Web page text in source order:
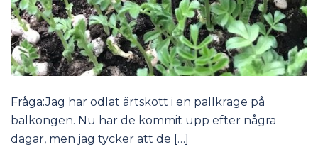
Fråga:Jag har odlat ärtskott i en pallkrage på
balkongen. Nu har de kommit upp efter några
dagar, men jag tycker att de […]